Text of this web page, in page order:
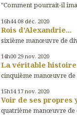
"Comment pourrait-il
16h44 08 déc. 2020
Rois d'Alexandrie...
sixième manœuvre de
14h00 29 nov. 2020
La véritable
cinquième manœuvre
15h14 17 nov. 2020
Voir de ses propres
quatrième manœuvre de